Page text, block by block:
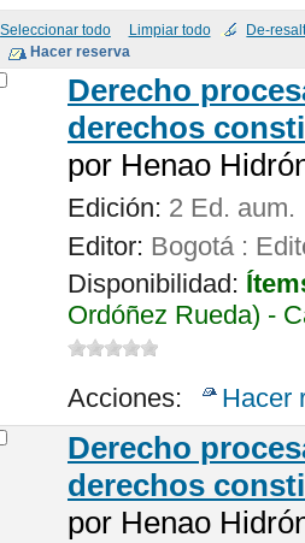
Seleccionar todo Limpiar todo De-
Derecho
derechos
por Henao
Edición: 2 Ed. aum.
Editor: Bogotá :
Disponibilidad:
Ordóñez Rueda) -
Acciones: Hacer
Derecho
derechos
por Henao